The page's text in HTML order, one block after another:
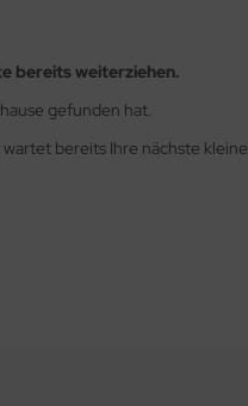
bereits weiterziehen.
gefunden hat.
bereits Ihre nächste